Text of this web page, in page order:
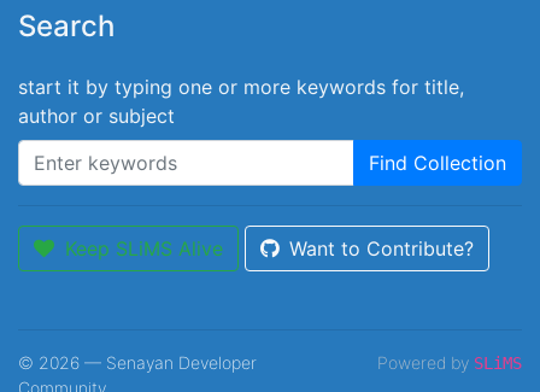
Search
start it by typing one or more keywords for title,
author or subject
Find Collection
Keep SLiMS Alive Want to Contribute?
© 2026 — Senayan Developer
Community
Powered by SLiMS